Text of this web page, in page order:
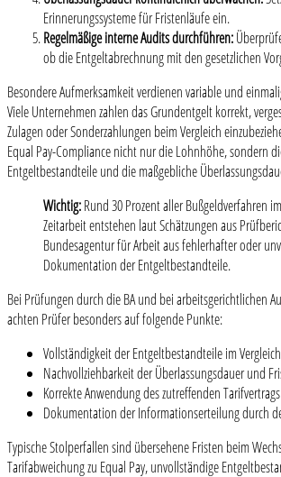
Erinnerungssysteme für Fristenläufe ein.
Regelmäßige interne Audits durchführen:
ob die Entgeltabrechnung mit den gesetzlichen
Besondere Aufmerksamkeit verdienen variable und
Viele Unternehmen zahlen das Grundentgelt korrekt,
Zulagen oder Sonderzahlungen beim Vergleich
Equal Pay-Compliance nicht nur die Lohnhöhe, sondern
Entgeltbestandteile und die maßgebliche
Wichtig:Rund 30 Prozent aller Bußgeldverfahren
Zeitarbeit entstehen laut Schätzungen aus
Bundesagentur für Arbeit aus fehlerhafter oder
Dokumentation der Entgeltbestandteile.
Bei Prüfungen durch die BA und bei arbeitsgerichtlichen
achten Prüfer besonders auf folgende Punkte:
Vollständigkeit der Entgeltbestandteile im Vergleich
Nachvollziehbarkeit der Überlassungsdauer und
Korrekte Anwendung des zutreffenden Tarifvertrags
Dokumentation der Informationserteilung durch
Typische Stolperfallen sind übersehene Fristen beim
Tarifabweichung zu Equal Pay, unvollständige